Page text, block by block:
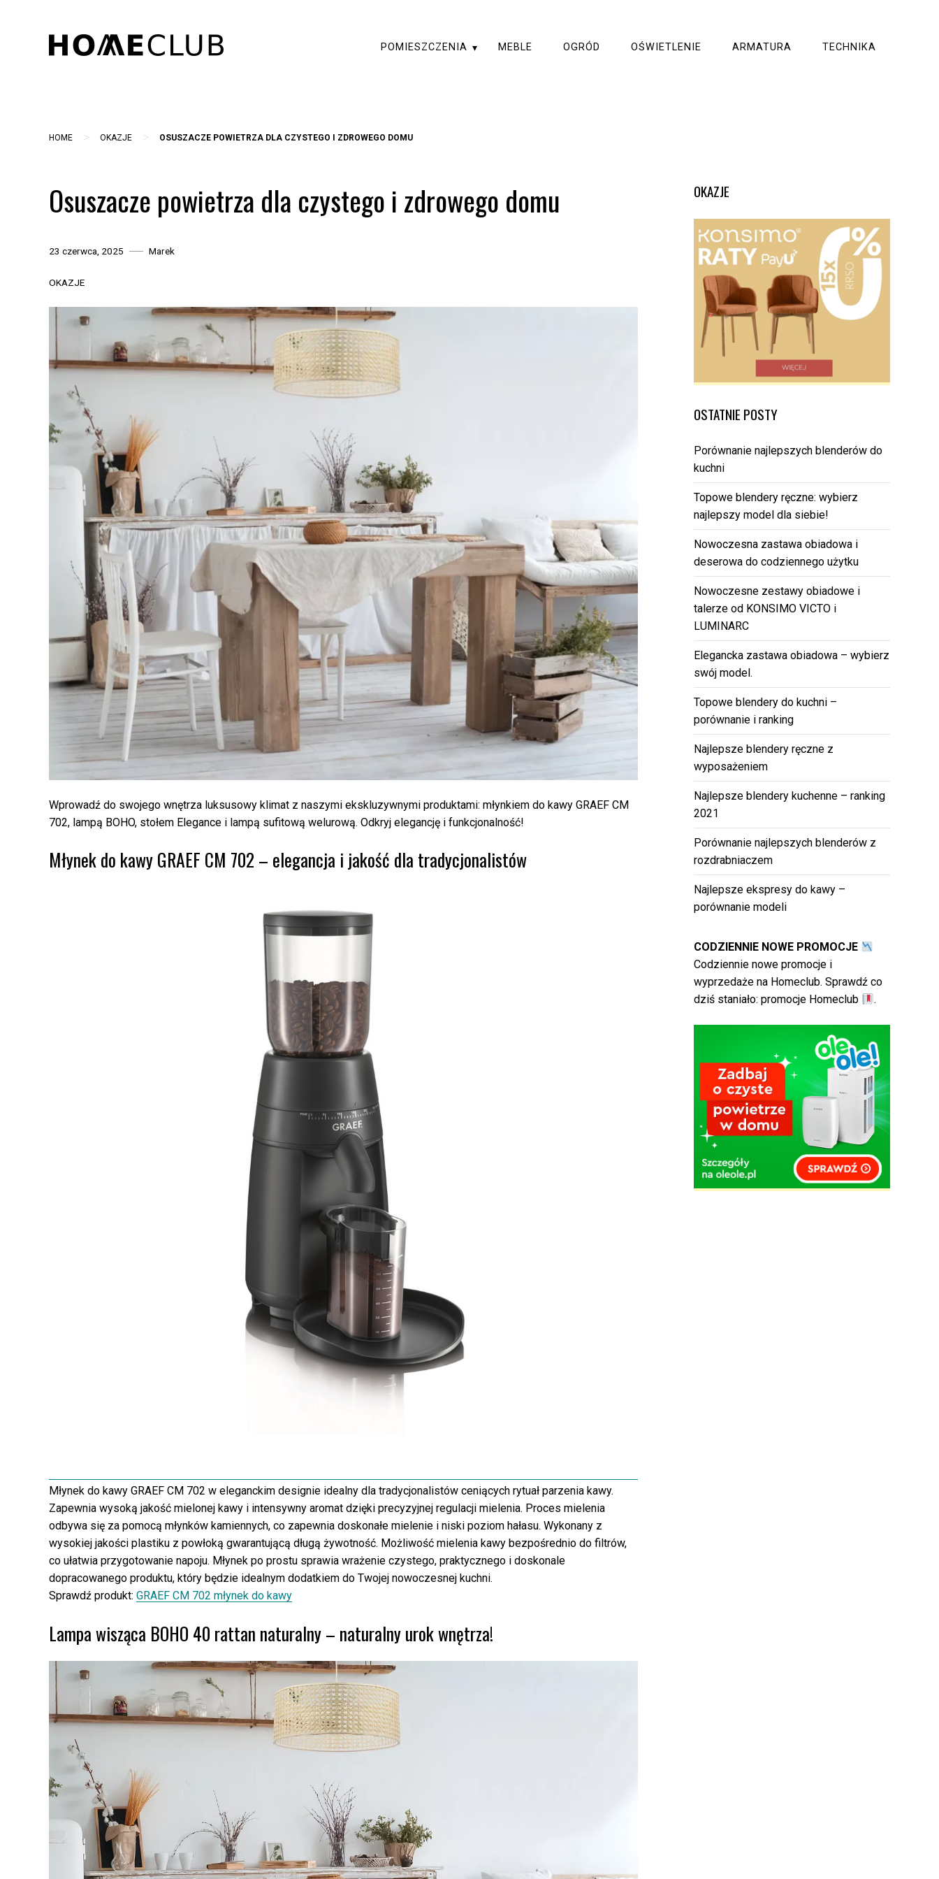
POMIESZCZENIA MEBLE OGRÓD OŚWIETLENIE ARMATURA TECHNIKA
HOME > OKAZJE > OSUSZACZE POWIETRZA DLA CZYSTEGO I ZDROWEGO DOMU
Osuszacze powietrza dla czystego i zdrowego domu
23 czerwca, 2025 Marek
OKAZJE
Wprowadź do swojego wnętrza luksusowy klimat z naszymi ekskluzywnymi produktami: młynkiem do kawy GRAEF CM
702, lampą BOHO, stołem Elegance i lampą sufitową welurową. Odkryj elegancję i funkcjonalność!
Młynek do kawy GRAEF CM 702 – elegancja i jakość dla tradycjonalistów
Młynek do kawy GRAEF CM 702 w eleganckim designie idealny dla tradycjonalistów ceniących rytuał parzenia kawy.
Zapewnia wysoką jakość mielonej kawy i intensywny aromat dzięki precyzyjnej regulacji mielenia. Proces mielenia
odbywa się za pomocą młynków kamiennych, co zapewnia doskonałe mielenie i niski poziom hałasu. Wykonany z
wysokiej jakości plastiku z powłoką gwarantującą długą żywotność. Możliwość mielenia kawy bezpośrednio do filtrów,
co ułatwia przygotowanie napoju. Młynek po prostu sprawia wrażenie czystego, praktycznego i doskonale
dopracowanego produktu, który będzie idealnym dodatkiem do Twojej nowoczesnej kuchni.
Sprawdź produkt: GRAEF CM 702 młynek do kawy
Lampa wisząca BOHO 40 rattan naturalny – naturalny urok wnętrza!
OKAZJE
OSTATNIE POSTY
Porównanie najlepszych blenderów do
kuchni
Topowe blendery ręczne: wybierz
najlepszy model dla siebie!
Nowoczesna zastawa obiadowa i
deserowa do codziennego użytku
Nowoczesne zestawy obiadowe i
talerze od KONSIMO VICTO i
LUMINARC
Elegancka zastawa obiadowa – wybierz
swój model.
Topowe blendery do kuchni –
porównanie i ranking
Najlepsze blendery ręczne z
wyposażeniem
Najlepsze blendery kuchenne – ranking
2021
Porównanie najlepszych blenderów z
rozdrabniaczem
Najlepsze ekspresy do kawy –
porównanie modeli
CODZIENNIE NOWE PROMOCJE
Codziennie nowe promocje i
wyprzedaże na Homeclub. Sprawdź co
dziś staniało: promocje Homeclub .